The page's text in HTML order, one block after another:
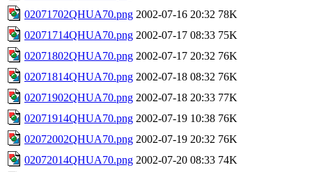
02071702QHUA70.png 2002-07-16 20:32 78K
02071714QHUA70.png 2002-07-17 08:33 75K
02071802QHUA70.png 2002-07-17 20:32 76K
02071814QHUA70.png 2002-07-18 08:32 76K
02071902QHUA70.png 2002-07-18 20:33 77K
02071914QHUA70.png 2002-07-19 10:38 76K
02072002QHUA70.png 2002-07-19 20:32 76K
02072014QHUA70.png 2002-07-20 08:33 74K